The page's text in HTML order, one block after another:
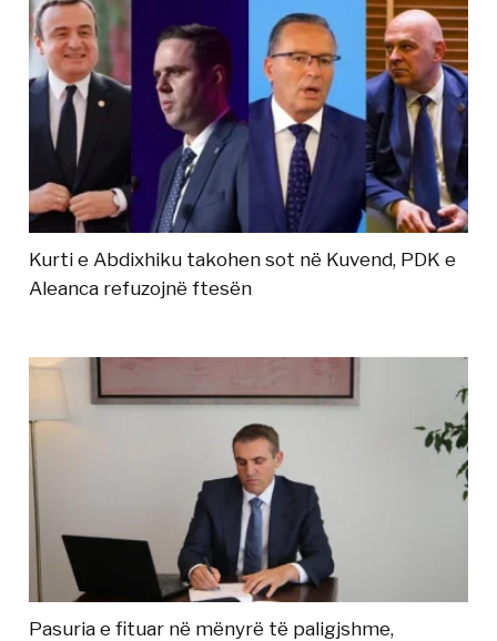
Kurti e Abdixhiku takohen sot në Kuvend, PDK e
Aleanca refuzojnë ftesën
Pasuria e fituar në mënyrë të paligjshme,